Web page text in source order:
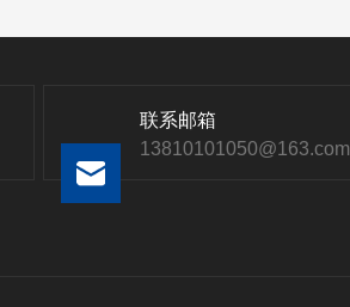
联系邮箱
13810101050@163.com